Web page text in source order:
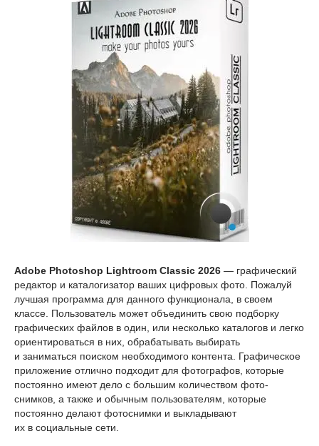
Adobe Photoshop Lightroom Classic 2026 — графический
редактор и каталогизатор ваших цифровых фото. Пожалуй
лучшая программа для данного функционала, в своем
классе. Пользователь может объединить свою подборку
графических файлов в один, или несколько каталогов и легко
ориентироваться в них, обрабатывать выбирать
и заниматься поиском необходимого контента. Графическое
приложение отлично подходит для фотографов, которые
постоянно имеют дело с большим количеством фото-
снимков, а также и обычным пользователям, которые
постоянно делают фотоснимки и выкладывают
их в социальные сети.